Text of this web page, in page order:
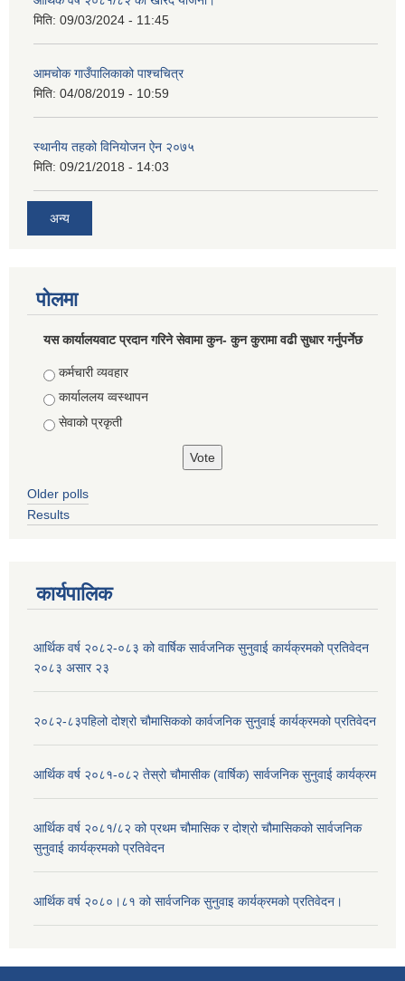
मिति: 09/03/2024 - 11:45
आमचोक गाउँपालिकाको पाश्चचित्र
मिति: 04/08/2019 - 10:59
स्थानीय तहको विनियोजन ऐन २०७५
मिति: 09/21/2018 - 14:03
अन्य
पोलमा
यस कार्यालयवाट प्रदान गरिने सेवामा कुन- कुन कुरामा वढी सुधार गर्नुपर्नेछ
Choices
कर्मचारी व्यवहार
कार्याललय व्वस्थापन
सेवाको प्रकृती
Older polls
Results
कार्यपालिक
आर्थिक वर्ष २०८२-०८३ को वार्षिक सार्वजनिक सुनुवाई कार्यक्रमको प्रतिवेदन
२०८३ असार २३
२०८२-८३पहिलो दोश्रो चौमासिकको कार्वजनिक सुनुवाई कार्यक्रमको प्रतिवेदन
आर्थिक वर्ष २०८१-०८२ तेस्रो चौमासीक (वार्षिक) सार्वजनिक सुनुवाई कार्यक्रम
आर्थिक वर्ष २०८१/८२ को प्रथम चौमासिक र दोश्रो चौमासिकको सार्वजनिक
सुनुवाई कार्यक्रमको प्रतिवेदन
आर्थिक वर्ष २०८०।८१ को सार्वजनिक सुनुवाइ कार्यक्रमको प्रतिवेदन।